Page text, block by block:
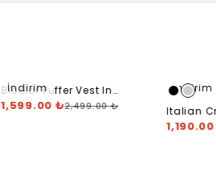
İndirim
Bicolor Puffer Vest In
Creme, Black
1,599.00 ₺2,499.00 ₺
İndirim
Italian